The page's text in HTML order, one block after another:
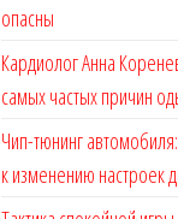
опасны
Кардиолог Анна
самых частых причин
Чип-тюнинг
к изменению настроек